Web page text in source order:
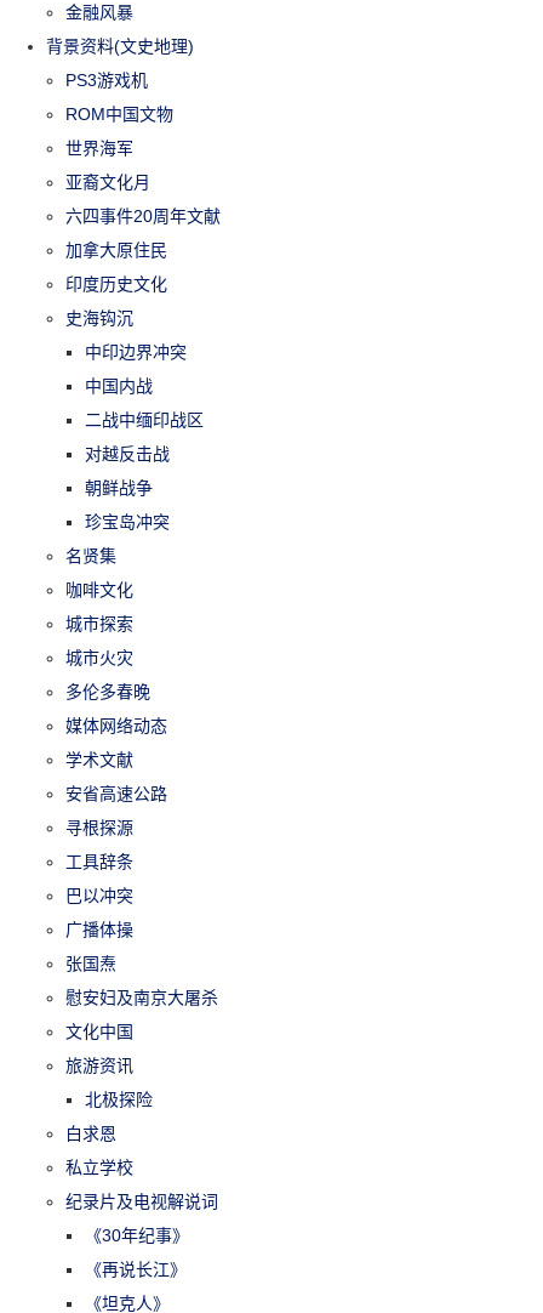
金融风暴
背景资料(文史地理)
PS3游戏机
ROM中国文物
世界海军
亚裔文化月
六四事件20周年文献
加拿大原住民
印度历史文化
史海钩沉
中印边界冲突
中国内战
二战中缅印战区
对越反击战
朝鲜战争
珍宝岛冲突
名贤集
咖啡文化
城市探索
城市火灾
多伦多春晚
媒体网络动态
学术文献
安省高速公路
寻根探源
工具辞条
巴以冲突
广播体操
张国焘
慰安妇及南京大屠杀
文化中国
旅游资讯
北极探险
白求恩
私立学校
纪录片及电视解说词
《30年纪事》
《再说长江》
《坦克人》